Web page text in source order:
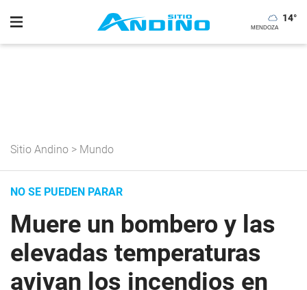
14°
Sitio Andino > Mundo
NO SE PUEDEN PARAR
Muere un bombero y las
elevadas temperaturas
avivan los incendios en